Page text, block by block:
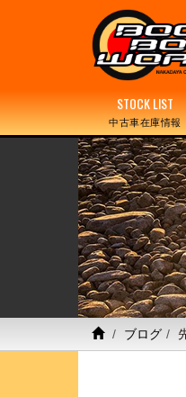
STOCK LIST
中古車在庫情報
ブログ